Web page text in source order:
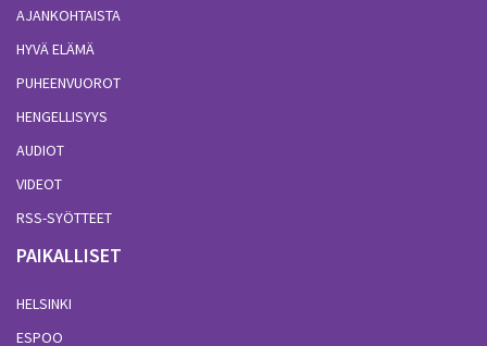
AJANKOHTAISTA
HYVÄ ELÄMÄ
PUHEENVUOROT
HENGELLISYYS
AUDIOT
VIDEOT
RSS-SYÖTTEET
PAIKALLISET
HELSINKI
ESPOO